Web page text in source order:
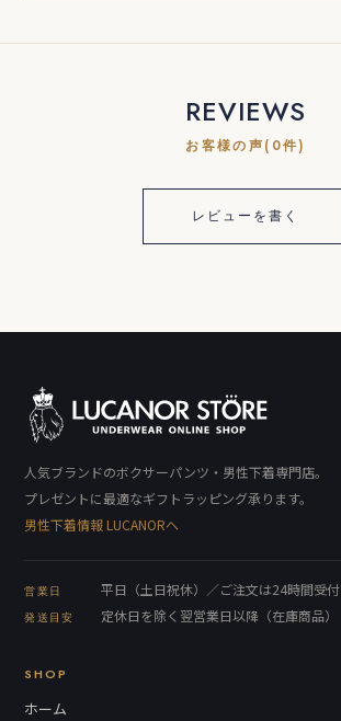
REVIEWS
お客様の声(0件)
レビューを書く
人気ブランドのボクサーパンツ・男性下着専門店。
プレゼントに最適なギフトラッピング承ります。
男性下着情報 LUCANORへ
営業日 平日（土日祝休）／ご注文は24時間受付
発送目安 定休日を除く翌営業日以降（在庫商品）
SHOP
ホーム